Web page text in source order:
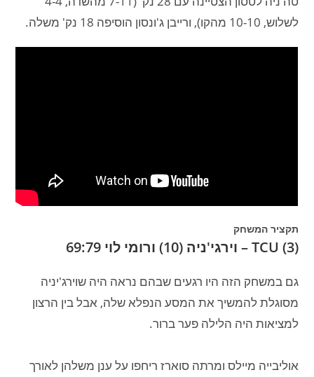
לשלוש, 10-10 מהקו), ורייבן ג'ונסון הוסיפה 18 נק' משלה.
תקציר המשחק
TCU (3) – וירגי'ניה (10) ורומי לוי 69:79
גם במשחק הזה היו רגעים שבהם נראה היה שוירג'יניה
מסוגלת להמשיך את המסע הנפלא שלה, אבל בין הרצון
למציאות היה הלילה פער ברור.
אוליבייה מיילס ומרתה סוארז ריחפו על ענן משלהן לאורך